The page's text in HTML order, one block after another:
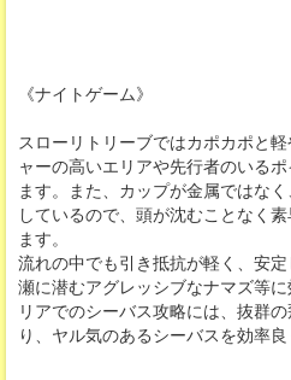
《ナイトゲーム》
スローリトリーブではカポカポと
ャーの高いエリアや先行者のいる
ます。また、カップが金属ではな
しているので、頭が沈むことなく
ます。
流れの中でも引き抵抗が軽く、安定
瀬に潜むアグレッシブなナマズ等
リアでのシーバス攻略には、抜群
り、ヤル気のあるシーバスを効率良